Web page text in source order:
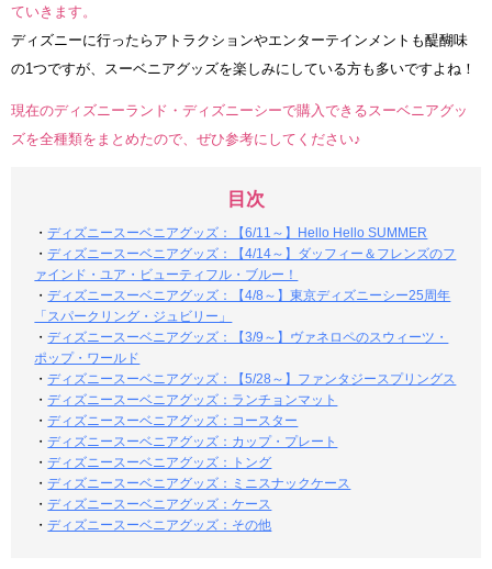
ていきます。
ディズニーに行ったらアトラクションやエンターテインメントも醍醐味
の1つですが、スーベニアグッズを楽しみにしている方も多いですよね！
現在のディズニーランド・ディズニーシーで購入できるスーベニアグッ
ズを全種類をまとめたので、ぜひ参考にしてください♪
目次
・ディズニースーベニアグッズ：【6/11～】Hello Hello SUMMER
・ディズニースーベニアグッズ：【4/14～】ダッフィー＆フレンズのフ
ァインド・ユア・ビューティフル・ブルー！
・ディズニースーベニアグッズ：【4/8～】東京ディズニーシー25周年
「スパークリング・ジュビリー」
・ディズニースーベニアグッズ：【3/9～】ヴァネロペのスウィーツ・
ポップ・ワールド
・ディズニースーベニアグッズ：【5/28～】ファンタジースプリングス
・ディズニースーベニアグッズ：ランチョンマット
・ディズニースーベニアグッズ：コースター
・ディズニースーベニアグッズ：カップ・プレート
・ディズニースーベニアグッズ：トング
・ディズニースーベニアグッズ：ミニスナックケース
・ディズニースーベニアグッズ：ケース
・ディズニースーベニアグッズ：その他